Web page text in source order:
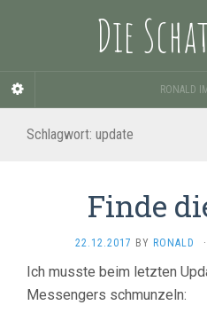
Die
RONALD
Schlagwort: update
Finde
22.12.2017 BY RONALD ·
Ich musste beim letzten
Messengers schmunzeln: